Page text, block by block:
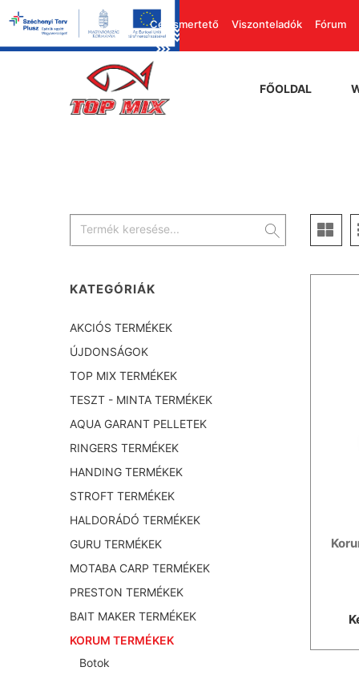
Cégismertető Viszonteladók Fórum
FŐOLDAL
KATEGÓRIÁK
AKCIÓS TERMÉKEK
ÚJDONSÁGOK
TOP MIX TERMÉKEK
TESZT - MINTA TERMÉKEK
AQUA GARANT PELLETEK
RINGERS TERMÉKEK
HANDING TERMÉKEK
STROFT TERMÉKEK
HALDORÁDÓ TERMÉKEK
GURU TERMÉKEK
MOTABA CARP TERMÉKEK
PRESTON TERMÉKEK
BAIT MAKER TERMÉKEK
KORUM TERMÉKEK
Botok